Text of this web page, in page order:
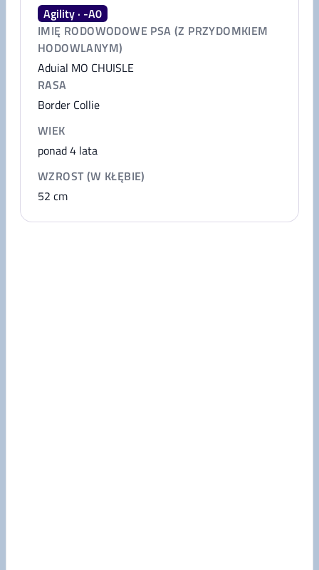
Agility · -A0
IMIĘ RODOWODOWE PSA (Z PRZYDOMKIEM
HODOWLANYM)
Aduial MO CHUISLE
RASA
Border Collie
WIEK
ponad 4 lata
WZROST (W KŁĘBIE)
52 cm